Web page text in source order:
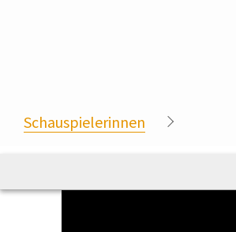
Schauspielerinnen